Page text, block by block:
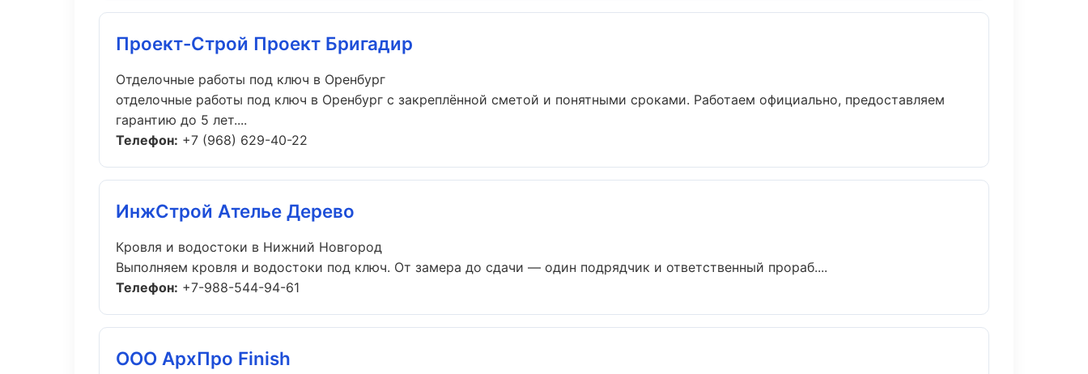
Проект-Строй Проект Бригадир
Отделочные работы под ключ в Оренбург
отделочные работы под ключ в Оренбург с закреплённой сметой и понятными сроками. Работаем официально, предоставляем
гарантию до 5 лет....
Телефон: +7 (968) 629-40-22
ИнжСтрой Ателье Дерево
Кровля и водостоки в Нижний Новгород
Выполняем кровля и водостоки под ключ. От замера до сдачи — один подрядчик и ответственный прораб....
Телефон: +7-988-544-94-61
ООО АрхПро Finish